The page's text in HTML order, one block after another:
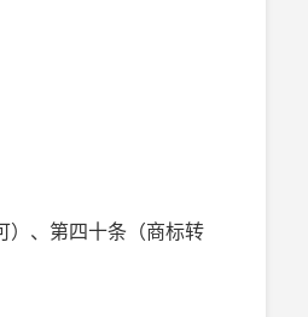
）、第四十条（商标转